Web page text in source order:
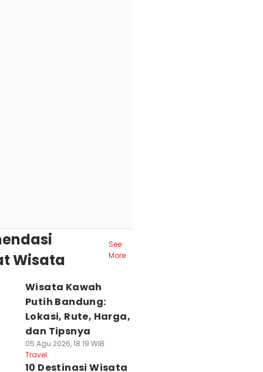
Wisata
See
More
Wisata Kawah
Putih Bandung:
Lokasi, Rute, Harga,
dan Tipsnya
05 Agu 2026, 18:19 WIB
Travel
10 Destinasi Wisata